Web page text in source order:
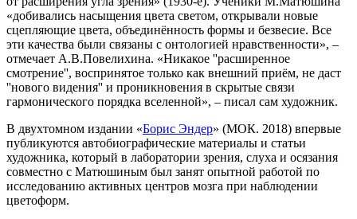
«добивались насыщения цвета светом, открывали новые
сцепляющие цвета, объединённость формы и безвесие. Все
эти качества были связаны с онтологией нравственности», –
отмечает А.В.Повелихина. «Никакое ''расширенное
смотрение'', воспринятое только как внешний приём, не даст
''нового видения'' и проникновения в скрытые связи
гармонического порядка вселенной», – писал сам художник.
В двухтомном издании «Борис Эндер» (МОК. 2018) впервые
публикуются автобиографические материалы и статьи
художника, который в лаборатории зрения, слуха и осязания
совместно с Матюшиным был занят опытной работой по
исследованию активных центров мозга при наблюдении
цветоформ.